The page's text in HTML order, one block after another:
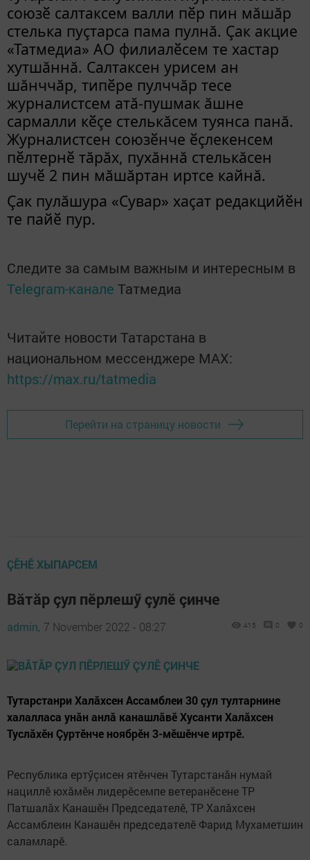
союзӗ салтаксем валли пӗр пин мăшăр
стелька пуçтарса пама пулнă. Çак акцие
«Татмедиа» АО филиалӗсем те хастар
хутшăннă. Салтаксен урисем ан
шăнччăр, типӗре пулччăр тесе
журналистсем атă-пушмак ăшне
сармалли кӗçе стелькăсем туянса панă.
Журналистсен союзӗнче ӗçлекенсем
пӗлтернӗ тăрăх, пухăннă стелькăсен
шучӗ 2 пин мăшăртан иртсе кайнă.
Çак пулăшура «Сувар» хаçат редакцийӗн
те пайӗ пур.
Следите за самым важным и интересным в
Telegram-канале Татмедиа
Читайте новости Татарстана в
национальном мессенджере MАХ:
https://max.ru/tatmedia
Перейти на страницу новости
ÇӖНӖ ХЫПАРСЕМ
Вăтăр çул пӗрлешӳ çулӗ çинче
admin, 7 November 2022 - 08:27 415 0 0
Тутарстанри Халăхсен Ассамблеи 30 çул тултарнине
халалласа унăн анлă канашлăвӗ Хусанти Халăхсен
Туслăхӗн Çуртӗнче ноябрӗн 3-мӗшӗнче иртрӗ.
Республика ертӳçисен ятӗнчен Тутарстанăн нумай
нациллӗ юхăмӗн лидерӗсемпе ветеранӗсене ТР
Патшалăх Канашӗн Председателӗ, ТР Халăхсен
Ассамблеин Канашӗн председателӗ Фарид Мухаметшин
саламларӗ.